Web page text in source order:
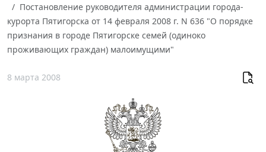
Постановление руководителя администрации города-
курорта Пятигорска от 14 февраля 2008 г. N 636 "О порядке
признания в городе Пятигорске семей (одиноко
проживающих граждан) малоимущими"
8 марта 2008